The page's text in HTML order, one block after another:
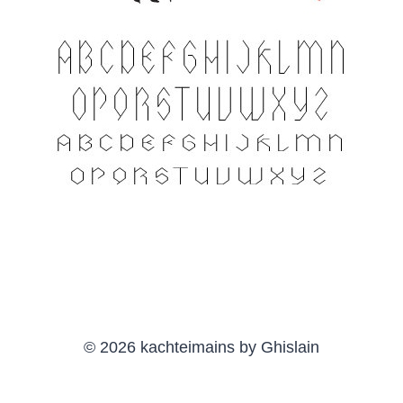
© 2026 kachteimains by Ghislain